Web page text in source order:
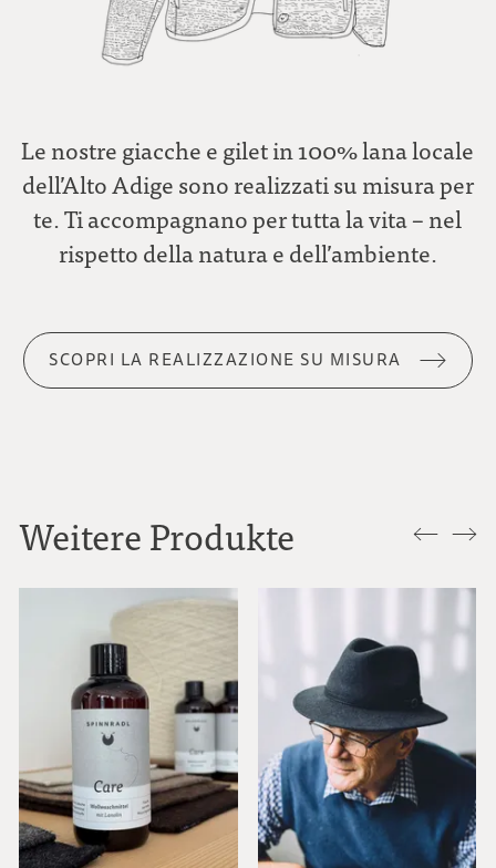
Le nostre giacche e gilet in 100% lana locale
dell’Alto Adige sono realizzati su misura per
te. Ti accompagnano per tutta la vita – nel
rispetto della natura e dell’ambiente.
SCOPRI LA REALIZZAZIONE SU MISURA
Weitere Produkte